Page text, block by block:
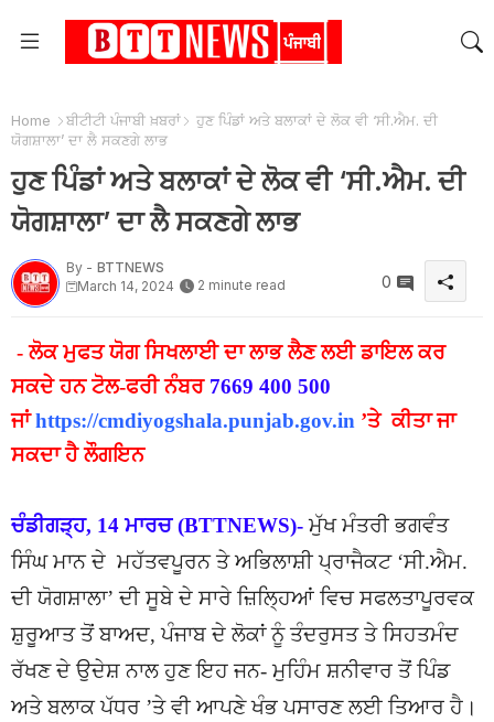
Home ਬੀਟੀਟੀ ਪੰਜਾਬੀ ਖ਼ਬਰਾਂ
ਹੁਣ ਪਿੰਡਾਂ ਅਤੇ ਬਲਾਕਾਂ ਦੇ ਲੋਕ ਵੀ ‘ਸੀ.ਐਮ. ਦੀ
ਯੋਗਸ਼ਾਲਾ’ ਦਾ ਲੈ ਸਕਣਗੇ ਲਾਭ
ਹੁਣ ਪਿੰਡਾਂ ਅਤੇ ਬਲਾਕਾਂ ਦੇ ਲੋਕ ਵੀ ‘ਸੀ.ਐਮ. ਦੀ
ਯੋਗਸ਼ਾਲਾ’ ਦਾ ਲੈ ਸਕਣਗੇ ਲਾਭ
By - BTTNEWS
March 14, 2024
2 minute read 0
- ਲੋਕ ਮੁਫਤ ਯੋਗ ਸਿਖਲਾਈ ਦਾ ਲਾਭ ਲੈਣ ਲਈ ਡਾਇਲ ਕਰ
ਸਕਦੇ ਹਨ ਟੋਲ-ਫਰੀ ਨੰਬਰ 7669 400 500
ਜਾਂhttps://cmdiyogshala.punjab.gov.in ’ਤੇ ਕੀਤਾ ਜਾ
ਸਕਦਾ ਹੈ ਲੌਗਇਨ
ਚੰਡੀਗੜ੍ਹ, 14 ਮਾਰਚ (BTTNEWS)-ਮੁੱਖ ਮੰਤਰੀ ਭਗਵੰਤ
ਸਿੰਘ ਮਾਨ ਦੇ ਮਹੱਤਵਪੂਰਨ ਤੇ ਅਭਿਲਾਸ਼ੀ ਪ੍ਰਾਜੈਕਟ ‘ਸੀ.ਐਮ.
ਦੀ ਯੋਗਸ਼ਾਲਾ’ ਦੀ ਸੂਬੇ ਦੇ ਸਾਰੇ ਜ਼ਿਲਿ੍ਹਆਂ ਵਿਚ ਸਫਲਤਾਪੂਰਵਕ
ਸ਼ੁਰੂਆਤ ਤੋਂ ਬਾਅਦ, ਪੰਜਾਬ ਦੇ ਲੋਕਾਂ ਨੂੰ ਤੰਦਰੁਸਤ ਤੇ ਸਿਹਤਮੰਦ
ਰੱਖਣ ਦੇ ਉਦੇਸ਼ ਨਾਲ ਹੁਣ ਇਹ ਜਨ- ਮੁਹਿੰਮ ਸ਼ਨੀਵਾਰ ਤੋਂ ਪਿੰਡ
ਅਤੇ ਬਲਾਕ ਪੱਧਰ ’ਤੇ ਵੀ ਆਪਣੇ ਖੰਭ ਪਸਾਰਣ ਲਈ ਤਿਆਰ ਹੈ।